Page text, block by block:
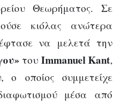
Θεωρήματος. Σε
κιόλας ανώτερα
να μελετά την
του Immanuel Kant,
ο οποίος συμμετείχε
μέσα από